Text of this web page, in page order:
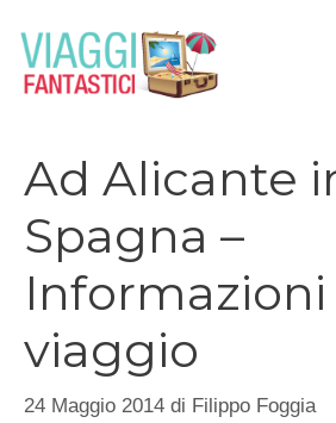
contenuto
Ad Alicante
Spagna –
Informazioni
viaggio
24 Maggio 2014 di Filippo Foggia